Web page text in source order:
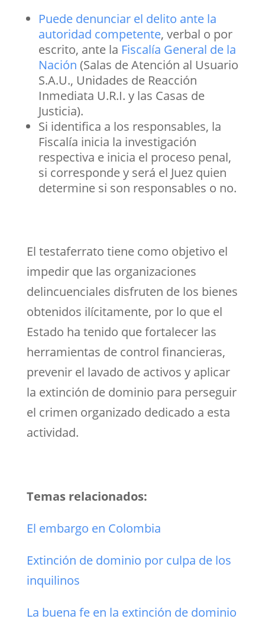
Puede denunciar el delito ante la
autoridad competente, verbal o por
escrito, ante la Fiscalía General de la
Nación (Salas de Atención al Usuario
S.A.U., Unidades de Reacción
Inmediata U.R.I. y las Casas de
Justicia).
Si identifica a los responsables, la
Fiscalía inicia la investigación
respectiva e inicia el proceso penal,
si corresponde y será el Juez quien
determine si son responsables o no.
El testaferrato tiene como objetivo el
impedir que las organizaciones
delincuenciales disfruten de los bienes
obtenidos ilícitamente, por lo que el
Estado ha tenido que fortalecer las
herramientas de control financieras,
prevenir el lavado de activos y aplicar
la extinción de dominio para perseguir
el crimen organizado dedicado a esta
actividad.
Temas relacionados:
El embargo en Colombia
Extinción de dominio por culpa de los
inquilinos
La buena fe en la extinción de dominio